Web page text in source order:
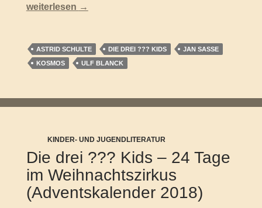
Die drei ??? Kids – SOS Schnitzeljagd (Sonderband)
weiterlesen →
ASTRID SCHULTE DIE DREI ??? KIDS
JAN SASSE
KOSMOS
ULF BLANCK
KINDER- UND JUGENDLITERATUR
Die drei ??? Kids – 24 Tage
im Weihnachtszirkus
(Adventskalender 2018)